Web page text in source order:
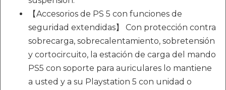
【Accesorios de PS 5 con funciones de
seguridad extendidas】 Con protección contra
sobrecarga, sobrecalentamiento, sobretensión
y cortocircuito, la estación de carga del mando
PS5 con soporte para auriculares lo mantiene
a usted y a su Playstation 5 con unidad o